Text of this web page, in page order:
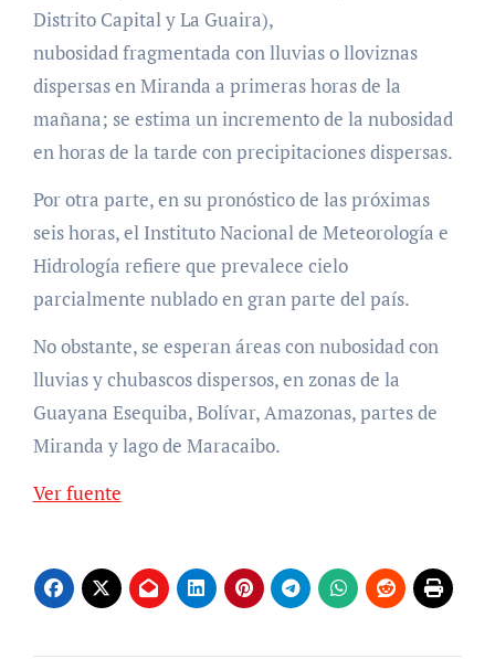
Distrito Capital y La Guaira),
nubosidad fragmentada con lluvias o lloviznas
dispersas en Miranda a primeras horas de la
mañana; se estima un incremento de la nubosidad
en horas de la tarde con precipitaciones dispersas.
Por otra parte, en su pronóstico de las próximas
seis horas, el Instituto Nacional de Meteorología e
Hidrología refiere que prevalece cielo
parcialmente nublado en gran parte del país.
No obstante, se esperan áreas con nubosidad con
lluvias y chubascos dispersos, en zonas de la
Guayana Esequiba, Bolívar, Amazonas, partes de
Miranda y lago de Maracaibo.
Ver fuente